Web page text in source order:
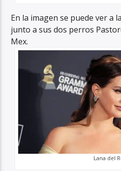
En la imagen se puede ver a
junto a sus dos perros
Mex.
Lana del